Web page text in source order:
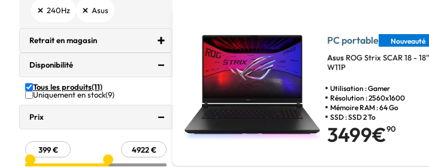
× 240Hz × Asus
Retrait en magasin
Disponibilité
Tous les produits(11)
Uniquement en stock(9)
Prix
PC portable Nouveauté
Asus ROG Strix SCAR 18 -
W11P
Utilisation : Gamer
Résolution : 2560x1600
Mémoire RAM : 64 Go
SSD : SSD 2 To
3499€90